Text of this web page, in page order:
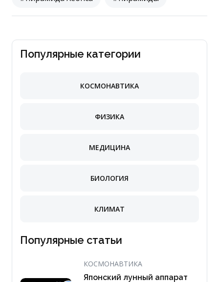
Популярные категории
КОСМОНАВТИКА
ФИЗИКА
МЕДИЦИНА
БИОЛОГИЯ
КЛИМАТ
Популярные статьи
КОСМОНАВТИКА
Японский лунный аппарат